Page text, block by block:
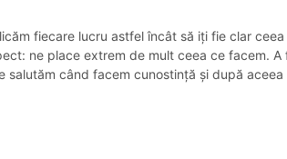
fiecare lucru astfel încât să iți fie clar
ne place extrem de mult ceea ce facem.
când facem cunostință și după